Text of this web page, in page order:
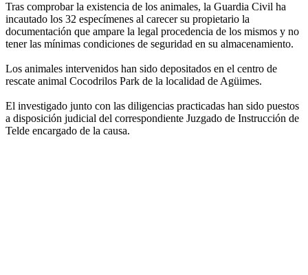
Tras comprobar la existencia de los animales, la Guardia Civil ha
incautado los 32 especímenes al carecer su propietario la
documentación que ampare la legal procedencia de los mismos y no
tener las mínimas condiciones de seguridad en su almacenamiento.
Los animales intervenidos han sido depositados en el centro de
rescate animal Cocodrilos Park de la localidad de Agüimes.
El investigado junto con las diligencias practicadas han sido puestos
a disposición judicial del correspondiente Juzgado de Instrucción de
Telde encargado de la causa.